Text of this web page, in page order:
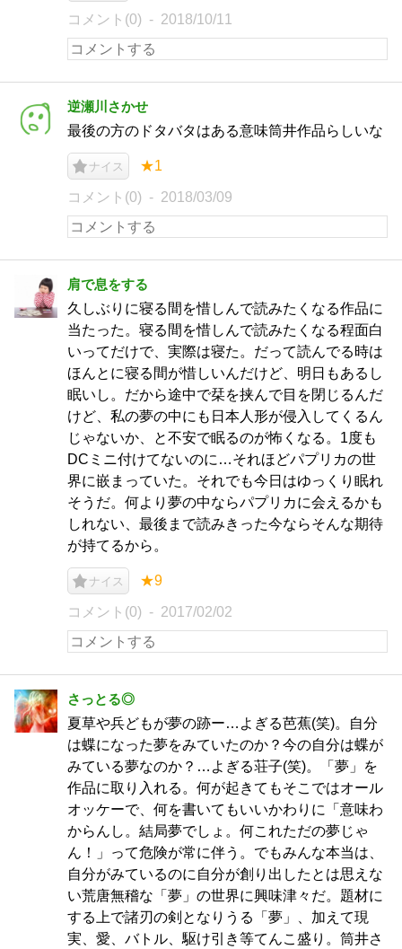
コメント(0) 2018/10/11
逆瀬川さかせ
最後の方のドタバタはある意味筒井作品らしいな
ナイス ★1
コメント(0) 2018/03/09
肩で息をする
久しぶりに寝る間を惜しんで読みたくなる作品に
当たった。寝る間を惜しんで読みたくなる程面白
いってだけで、実際は寝た。だって読んでる時は
ほんとに寝る間が惜しいんだけど、明日もあるし
眠いし。だから途中で栞を挟んで目を閉じるんだ
けど、私の夢の中にも日本人形が侵入してくるん
じゃないか、と不安で眠るのが怖くなる。1度も
DCミニ付けてないのに…それほどパプリカの世
界に嵌まっていた。それでも今日はゆっくり眠れ
そうだ。何より夢の中ならパプリカに会えるかも
しれない、最後まで読みきった今ならそんな期待
が持てるから。
ナイス ★9
コメント(0) 2017/02/02
さっとる◎
夏草や兵どもが夢の跡ー…よぎる芭蕉(笑)。自分
は蝶になった夢をみていたのか？今の自分は蝶が
みている夢なのか？…よぎる荘子(笑)。「夢」を
作品に取り入れる。何が起きてもそこではオール
オッケーで、何を書いてもいいかわりに「意味わ
からんし。結局夢でしょ。何これただの夢じゃ
ん！」って危険が常に伴う。でもみんな本当は、
自分がみているのに自分が創り出したとは思えな
い荒唐無稽な「夢」の世界に興味津々だ。題材に
する上で諸刃の剣となりうる「夢」、加えて現
実、愛、バトル、駆け引き等てんこ盛り。筒井さ